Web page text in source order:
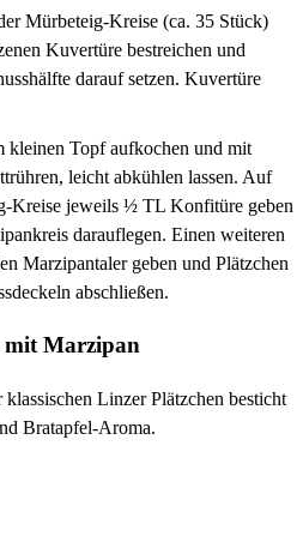
Mürbeteig-Kreise (ca. 35 Stück)
Kuvertüre bestreichen und
darauf setzen. Kuvertüre
kleinen Topf aufkochen und mit
leicht abkühlen lassen. Auf
Kreise jeweils ½ TL Konfitüre geben
darauflegen. Einen weiteren
Marzipantaler geben und Plätzchen
abschließen.
mit Marzipan
Linzer Plätzchen besticht
Bratapfel-Aroma.